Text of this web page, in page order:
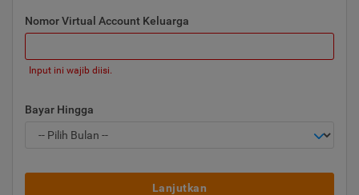
Nomor Virtual Account Keluarga
Input ini wajib diisi.
Bayar Hingga
Lanjutkan